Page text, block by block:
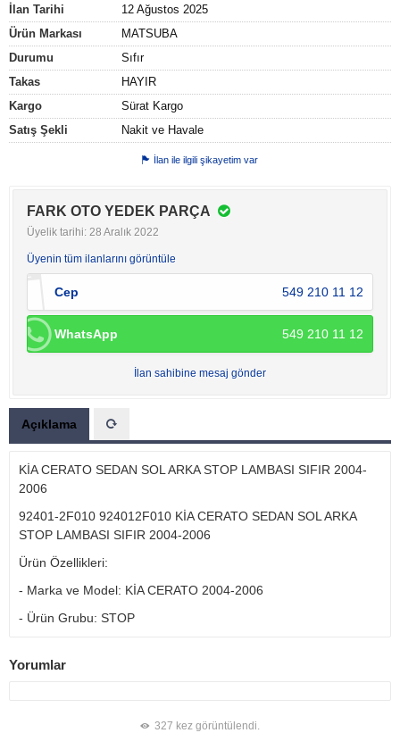
İlan Tarihi
12 Ağustos 2025
Ürün Markası
MATSUBA
Durumu
Sıfır
Takas
HAYIR
Kargo
Sürat Kargo
Satış Şekli
Nakit ve Havale
İlan ile ilgili şikayetim var
FARK OTO YEDEK PARÇA
Üyelik tarihi: 28 Aralık 2022
Üyenin tüm ilanlarını görüntüle
Cep 549 210 11 12
WhatsApp 549 210 11 12
İlan sahibine mesaj gönder
Açıklama
KİA CERATO SEDAN SOL ARKA STOP LAMBASI SIFIR 2004-
2006
92401-2F010 924012F010 KİA CERATO SEDAN SOL ARKA
STOP LAMBASI SIFIR 2004-2006
Ürün Özellikleri:
- Marka ve Model: KİA CERATO 2004-2006
- Ürün Grubu: STOP
Yorumlar
327 kez görüntülendi.